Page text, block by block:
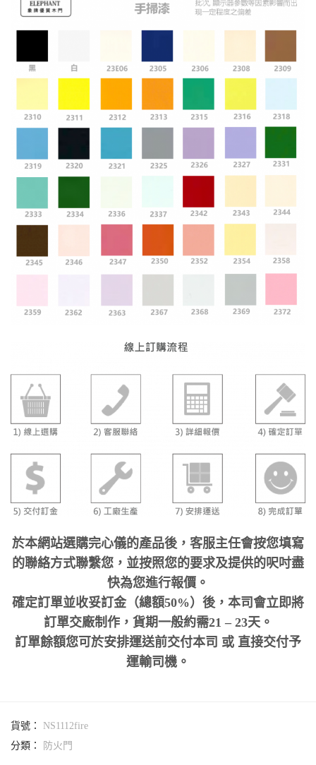
於本網站選購完心儀的產品後，客服主任會按您填寫
的聯絡方式聯繫您，並按照您的要求及提供的呎吋盡
快為您進行報價。
確定訂單並收妥訂金（總額50%）後，本司會立即將
訂單交廠制作，貨期一般約需21 – 23天。
訂單餘額您可於安排運送前交付本司 或 直接交付予
運輸司機。
貨號： NS1112fire
分類：
防火門